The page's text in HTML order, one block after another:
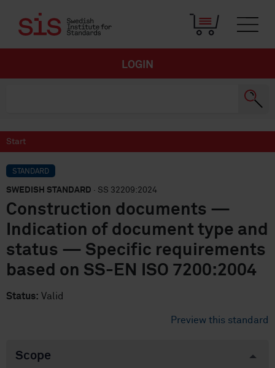
LOGIN
Start
STANDARD
SWEDISH STANDARD · SS 32209:2024
Construction documents —
Indication of document type and
status — Specific requirements
based on SS-EN ISO 7200:2004
Status: Valid
Preview this standard
Scope